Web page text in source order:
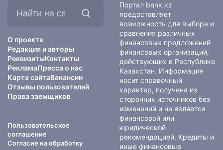
О проекте
Редакция и авторы
РеквизитыКонтакты
РекламаПресса о нас
Карта сайтаВакансии
Отзывы пользователей
Права заемщиков
Пользовательское
соглашение
Согласие на обработку
Портал bank.kz
предоставляет
возможность для выбора и
сравнения различных
финансовых предложений
финансовых организаций,
действующих в Республике
Казахстан. Информация
носит справочный
характер, получена из
сторонних источников без
изменений и не является
финансовой или
юридической
рекомендацией. Кредиты и
иные финансовые